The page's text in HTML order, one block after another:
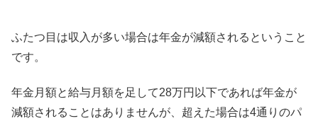
ふたつ目は収入が多い場合は年金が減額されるということ
です。
年金月額と給与月額を足して28万円以下であれば年金が
減額されることはありませんが、超えた場合は4通りのパ